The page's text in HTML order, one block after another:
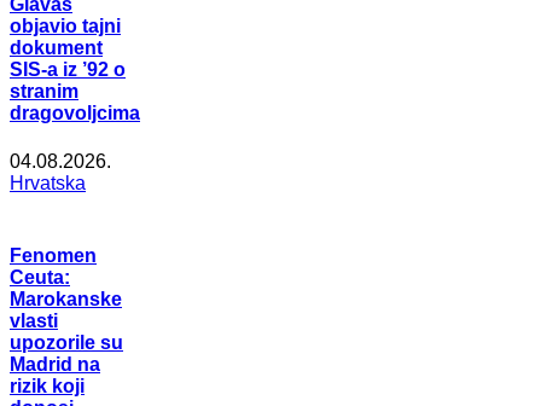
Glavaš
objavio tajni
dokument
SIS-a iz ’92 o
stranim
dragovoljcima
04.08.2026.
Hrvatska
Fenomen
Ceuta:
Marokanske
vlasti
upozorile su
Madrid na
rizik koji